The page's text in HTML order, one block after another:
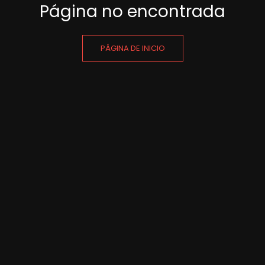
Página no encontrada
PÁGINA DE INICIO